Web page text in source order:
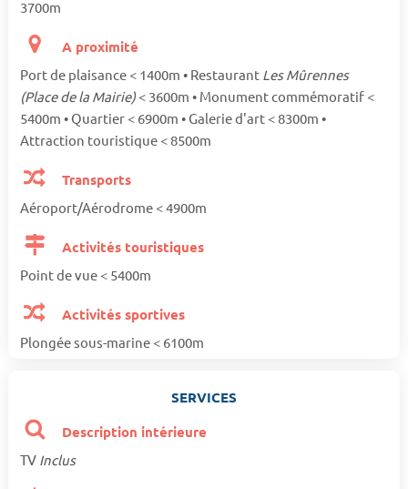
3700m
A proximité
Port de plaisance < 1400m • Restaurant Les Mûrennes
(Place de la Mairie) < 3600m • Monument commémoratif <
5400m • Quartier < 6900m • Galerie d'art < 8300m •
Attraction touristique < 8500m
Transports
Aéroport/Aérodrome < 4900m
Activités touristiques
Point de vue < 5400m
Activités sportives
Plongée sous-marine < 6100m
SERVICES
Description intérieure
TV Inclus